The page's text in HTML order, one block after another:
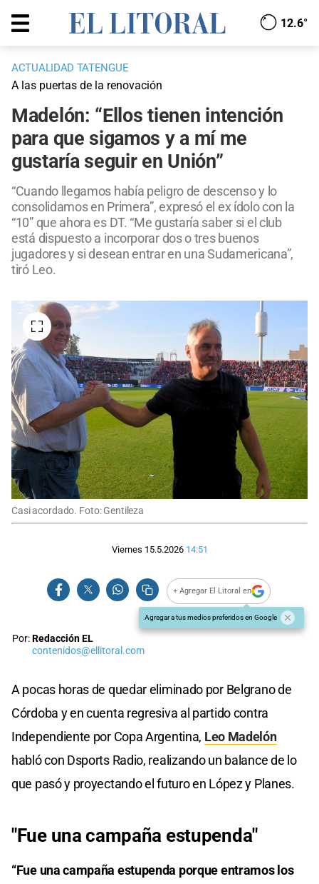
12.6°
ACTUALIDAD TATENGUE
A las puertas de la renovación
Madelón: “Ellos tienen intención
para que sigamos y a mí me
gustaría seguir en Unión”
“Cuando llegamos había peligro de descenso y lo
consolidamos en Primera”, expresó el ex ídolo con la
“10” que ahora es DT. “Me gustaría saber si el club
está dispuesto a incorporar dos o tres buenos
jugadores y si desean entrar en una Sudamericana”,
tiró Leo.
Casi acordado. Foto: Gentileza
Viernes 15.5.2026 14:51
+ Agregar El Litoral en
Agregar a tus medios preferidos en Google
Por:Redacción EL
contenidos@ellitoral.com
A pocas horas de quedar eliminado por Belgrano de
Córdoba y en cuenta regresiva al partido contra
Independiente por Copa Argentina, Leo Madelón
habló con Dsports Radio, realizando un balance de lo
que pasó y proyectando el futuro en López y Planes.
"Fue una campaña estupenda"
“Fue una campaña estupenda porque entramos los